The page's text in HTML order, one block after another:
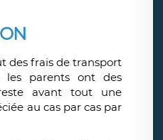
des frais de transport
les parents ont des
avant tout une
au cas par cas par